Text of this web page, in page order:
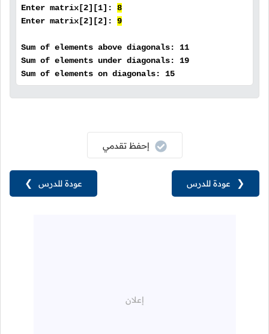
Enter matrix[2][1]: 8
Enter matrix[2][2]: 9
Sum of elements above diagonals: 11
Sum of elements under diagonals: 19
Sum of elements on diagonals: 15
عودة للدرس ❯
إحفظ تقدمي
❮ عودة للدرس